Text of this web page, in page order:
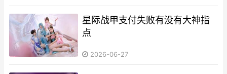
星际战甲支付失败有没有大神指
点
2026-06-27